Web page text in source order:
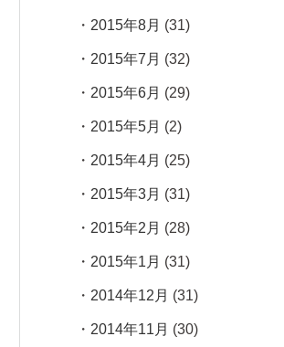
2015年8月 (31)
2015年7月 (32)
2015年6月 (29)
2015年5月 (2)
2015年4月 (25)
2015年3月 (31)
2015年2月 (28)
2015年1月 (31)
2014年12月 (31)
2014年11月 (30)